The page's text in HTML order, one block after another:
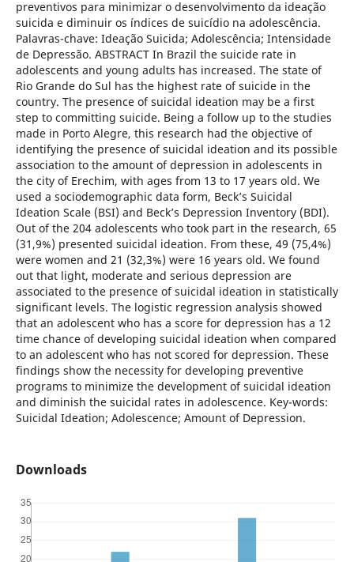
preventivos para minimizar o desenvolvimento da ideação
suicida e diminuir os índices de suicídio na adolescência.
Palavras-chave: Ideação Suicida; Adolescência; Intensidade
de Depressão. ABSTRACT In Brazil the suicide rate in
adolescents and young adults has increased. The state of
Rio Grande do Sul has the highest rate of suicide in the
country. The presence of suicidal ideation may be a first
step to committing suicide. Being a follow up to the studies
made in Porto Alegre, this research had the objective of
identifying the presence of suicidal ideation and its possible
association to the amount of depression in adolescents in
the city of Erechim, with ages from 13 to 17 years old. We
used a sociodemographic data form, Beck’s Suicidal
Ideation Scale (BSI) and Beck’s Depression Inventory (BDI).
Out of the 204 adolescents who took part in the research, 65
(31,9%) presented suicidal ideation. From these, 49 (75,4%)
were women and 21 (32,3%) were 16 years old. We found
out that light, moderate and serious depression are
associated to the presence of suicidal ideation in statistically
significant levels. The logistic regression analysis showed
that an adolescent who has a score for depression has a 12
time chance of developing suicidal ideation when compared
to an adolescent who has not scored for depression. These
findings show the necessity for developing preventive
programs to minimize the development of suicidal ideation
and diminish the suicidal rates in adolescence. Key-words:
Suicidal Ideation; Adolescence; Amount of Depression.
Downloads